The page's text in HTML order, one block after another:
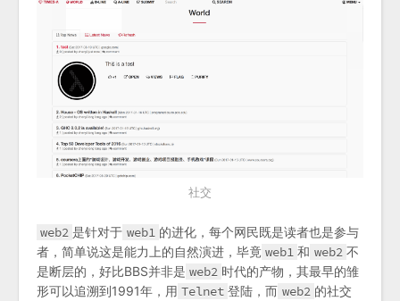
社交
web2 是针对于 web1 的进化，每个网民既是读者也是参与
者，简单说这是能力上的自然演进，毕竟 web1 和 web2 不
是断层的，好比BBS并非是 web2 时代的产物，其最早的雏
形可以追溯到1991年，用 Telnet 登陆，而 web2 的社交